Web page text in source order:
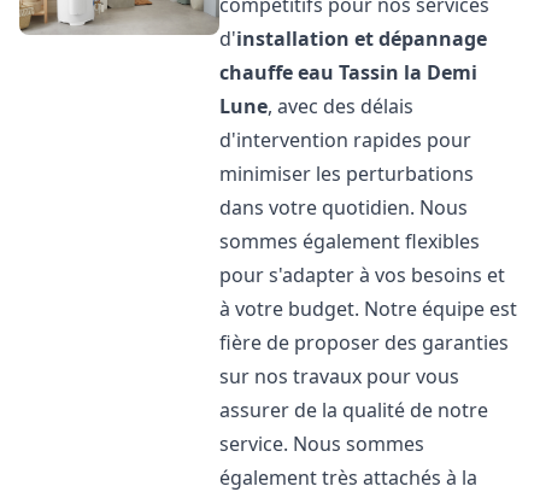
d'installation et dépannage
chauffe eau Tassin la Demi
Lune, avec des délais
d'intervention rapides pour
minimiser les perturbations
dans votre quotidien. Nous
sommes également flexibles
pour s'adapter à vos besoins et
à votre budget. Notre équipe est
fière de proposer des garanties
sur nos travaux pour vous
assurer de la qualité de notre
service. Nous sommes
également très attachés à la